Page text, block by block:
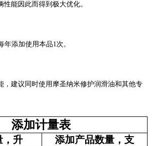
能因此而得到极大优化。
年添加使用本品1次。
，建议同时使用摩圣纳米修护润滑油和其他专
添加计量表
，升
添加产品数量，支